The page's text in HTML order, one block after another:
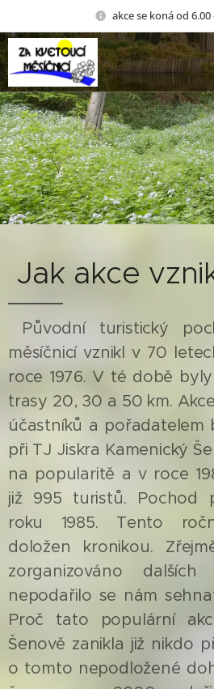
akce se koná od 6.00
Jak akce
Původní turistický
měsíčnicí vznikl v 70
roce 1976. V té době
trasy 20, 30 a 50 km.
účastníků a pořadatelem
při TJ Jiskra Kamenický
na popularitě a v roce
již 995 turistů. Pochod
roku 1985. Tento
doložen kronikou.
zorganizováno
nepodařilo se nám
Proč tato populární
Šenově zanikla již nikdo
o tomto nepodložené